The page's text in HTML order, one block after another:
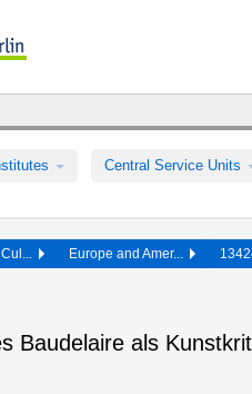
Central Service Units
Europe and Amer...
Baudelaire als